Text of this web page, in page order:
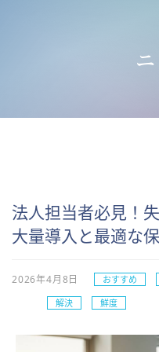
法人担当者必見！
大量導入と最適な
2026年4月8日 おすすめ
解決
鮮度